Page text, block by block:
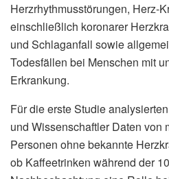
Herzrhythmusstörungen, Herz-
einschließlich koronarer
und Schlaganfall sowie
Todesfällen bei Menschen mit
Erkrankung.
Für die erste Studie
und Wissenschaftler Daten von
Personen ohne bekannte
ob Kaffeetrinken während der